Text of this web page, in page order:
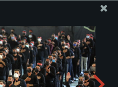
حضرت ابا عبداللہ الحسین علیہ
کی چہلم کی مجلس